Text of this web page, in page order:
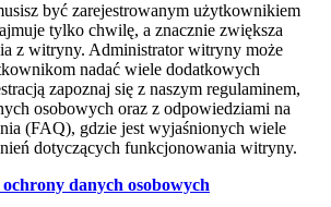
być zarejestrowanym użytkownikiem
tylko chwilę, a znacznie zwiększa
z witryny. Administrator witryny może
nadać wiele dodatkowych
zapoznaj się z naszym regulaminem,
osobowych oraz z odpowiedziami na
(FAQ), gdzie jest wyjaśnionych wiele
dotyczących funkcjonowania witryny.
ochrony danych osobowych